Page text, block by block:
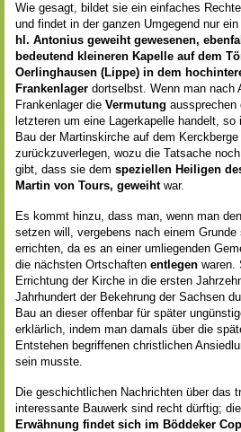
Wie gesagt, bildet sie ein einfaches
und findet in der ganzen Umgegend nur ein
hl. Antonius geweiht gewesenen,
bedeutend kleineren Kapelle auf dem
Oerlinghausen (Lippe) in dem
Frankenlager dortselbst. Wenn man nach
Frankenlager die Vermutung
letzteren um eine Lagerkapelle handelt,
Bau der Martinskirche auf dem
zurückzuverlegen, wozu die Tatsache
gibt, dass sie dem speziellen Heiligen
Martin von Tours, geweihtwar.
Es kommt hinzu, dass man, wenn man
setzen will, vergebens nach einem
errichten, da es an einer umliegenden
die nächsten Ortschaften entlegen waren.
Errichtung der Kirche in die ersten
Jahrhundert der Bekehrung der Sachsen
Bau an dieser offenbar für später
erklärlich, indem man damals über die
Entstehen begriffenen christlichen
sein musste.
Die geschichtlichen Nachrichten über das
interessante Bauwerk sind recht dürftig;
Erwähnung findet sich im Böddeker